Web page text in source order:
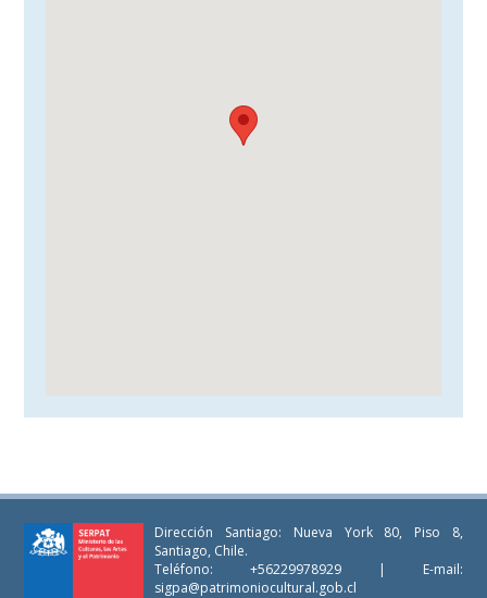
Dirección Santiago: Nueva York 80, Piso 8,
Santiago, Chile.
Teléfono: +56229978929 | E-mail:
sigpa@patrimoniocultural.gob.cl